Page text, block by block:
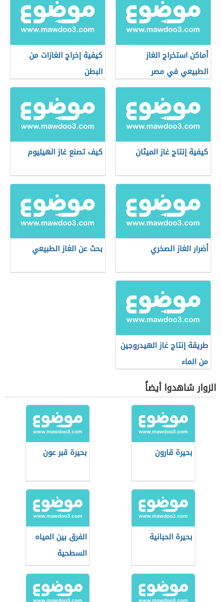
أماكن استخراج الغاز
الطبيعي في مصر
كيفية إخراج الغازات من
البطن
كيفية إنتاج غاز الميثان كيف تصنع غاز الهيليوم
أضرار الغاز الصخري بحث عن الغاز الطبيعي
طريقة إنتاج غاز الهيدروجين
من الماء
الزوار شاهدوا أيضاً
بحيرة قارون بحيرة قبر عون
بحيرة الحبانية
الفرق بين المياه
السطحية
والجوفية